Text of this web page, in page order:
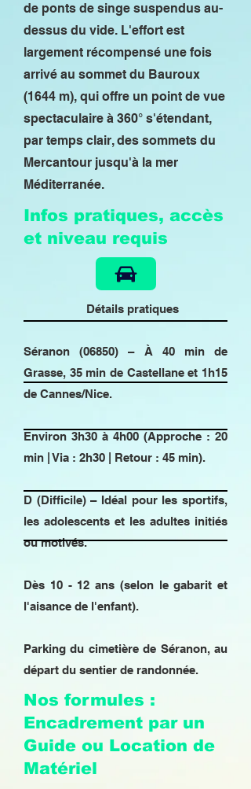
de ponts de singe suspendus au-
dessus du vide. L'effort est
largement récompensé une fois
arrivé au sommet du Bauroux
(1644 m), qui offre un point de vue
spectaculaire à 360° s'étendant,
par temps clair, des sommets du
Mercantour jusqu'à la mer
Méditerranée.
Infos pratiques, accès
et niveau requis
Détails pratiques
Séranon (06850) – À 40 min de
Grasse, 35 min de Castellane et 1h15
de Cannes/Nice.
Environ 3h30 à 4h00 (Approche : 20
min | Via : 2h30 | Retour : 45 min).
D (Difficile) – Idéal pour les sportifs,
les adolescents et les adultes initiés
ou motivés.
Dès 10 - 12 ans (selon le gabarit et
l'aisance de l'enfant).
Parking du cimetière de Séranon, au
départ du sentier de randonnée.
Nos formules :
Encadrement par un
Guide ou Location de
Matériel